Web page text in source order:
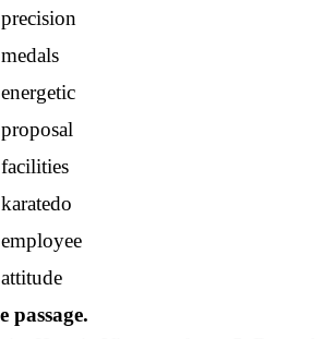
precision
medals
energetic
proposal
facilities
karatedo
employee
attitude